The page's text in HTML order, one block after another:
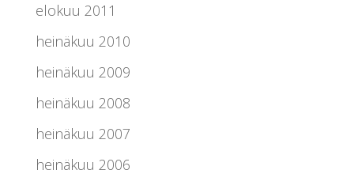
elokuu 2011
heinäkuu 2010
heinäkuu 2009
heinäkuu 2008
heinäkuu 2007
heinäkuu 2006